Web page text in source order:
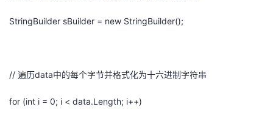
StringBuilder sBuilder = new StringBuilder();
// 遍历data中的每个字节并格式化为十六进制字符串
for (int i = 0; i < data.Length; i++)